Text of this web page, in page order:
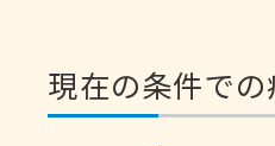
現在の条件で